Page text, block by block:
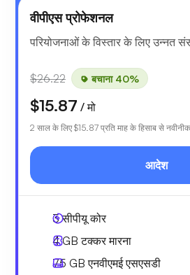
वीपीएस प्रोफेशनल
परियोजनाओं के विस्तार के लिए उन्नत
$26.22 बचाना 40%
$15.87 / मो
2 साल के लिए $15.87 प्रति माह के हिसाब से
आदेश
3सीपीयू कोर
4 GB टक्कर मारना
75 GB एनवीएमई एसएसडी